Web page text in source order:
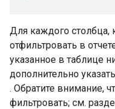
Для каждого столбца,
отфильтровать в
указанное в таблице
дополнительно указать
. Обратите внимание,
фильтровать; см.